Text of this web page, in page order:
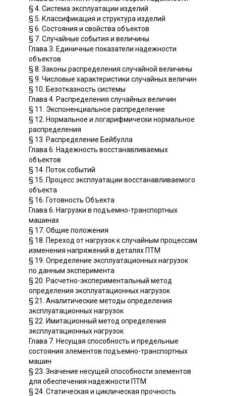
§ 4. Система эксплуатации изделий
§ 5. Классификация и структура изделий
§ 6. Состояния и свойства объектов
§ 7. Случайные события и величины
Глава 3. Единичные показатели надежности
объектов
§ 8. Законы распределения случайной величины
§ 9. Числовые характеристики случайных величин
§ 10. Безотказность системы
Глава 4. Распределения случайных величин
§ 11. Экспоненциальное распределение
§ 12. Нормальное и логарифмически нормальное
распределения
§ 13. Распределение Бейбулла
Глава 6. Надежность восстанавливаемых
объектов
§ 14. Поток событий
§ 15. Процесс эксплуатации восстанавливаемого
объекта
§ 16. Готовность Объекта
Глава 6. Нагрузки в подъемно-транспортных
машинах
§ 17. Общие положения
§ 18. Переход от нагрузок к случайным процессам
изменения напряжений в деталях ПТМ
§ 19. Определение эксплуатационных нагрузок
по данным эксперимента
§ 20. Расчетно-экспериментальный метод
определения эксплуатационных нагрузок
§ 21. Аналитические методы определения
эксплуатационных нагрузок
§ 22. Имитационный метод определения
эксплуатационных нагрузок
Глава 7. Несущая способность и предельные
состояния элементов подъемно-транспортных
машин
§ 23. Значение несущей способности элементов
для обеспечения надежности ПТМ
§ 24. Статическая и циклическая прочность